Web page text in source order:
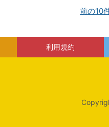
前の10
利用規約